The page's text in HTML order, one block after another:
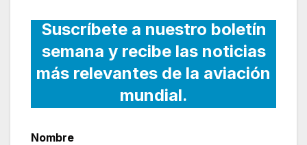
Suscríbete a nuestro boletín
semana y recibe las noticias
más relevantes de la aviación
mundial.
Nombre